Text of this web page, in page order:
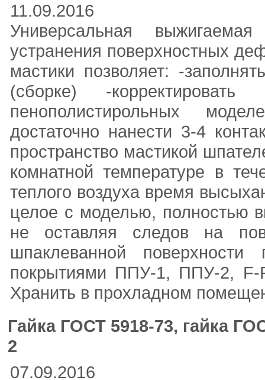
11.09.2016
Универсальная
устранения поверхностных
мастики позволяет: -
(сборке) -
пенополистирольных
достаточно нанести 3-4
пространство мастикой
комнатной температуре в
теплого воздуха время
целое с моделью, полностью
не оставляя следов на
шпаклеванной поверхности
покрытиями ППУ-1, ППУ-2, F-
Хранить в прохладном
Гайка ГОСТ 5918-73, гайка
2
07.09.2016